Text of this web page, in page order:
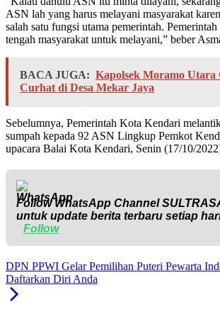
ASN lah yang harus melayani masyarakat
salah satu fungsi utama pemerintah.
tengah masyarakat untuk melayani,” beber
BACA JUGA: Kapolsek Moramo Utara
Curhat di Desa Mekar Jaya
Sebelumnya, Pemerintah Kota Kendari
sumpah kepada 92 ASN Lingkup Pemkot
upacara Balai Kota Kendari, Senin (17/10/
Follow WhatsApp Channel
untuk update berita terbaru setiap
Follow
DPN PPWI Gelar Pemilihan Puteri Pewarta
Daftarkan Diri Anda